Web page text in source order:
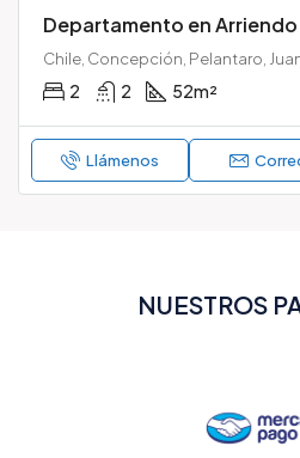
Chile, Concepción, Pelantaro,
2 2 52m²
Llámenos
NUESTROS